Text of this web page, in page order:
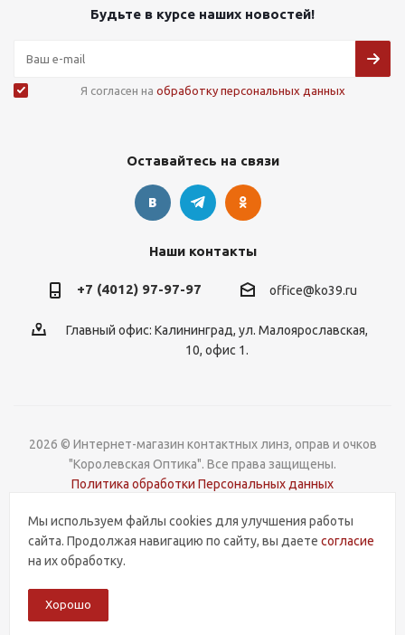
Будьте в курсе наших новостей!
Я согласен на обработку персональных данных
Оставайтесь на связи
Наши контакты
+7 (4012) 97-97-97 office@ko39.ru
Главный офис: Калининград, ул. Малоярославская,
10, офис 1.
2026 © Интернет-магазин контактных линз, оправ и очков
"Королевская Оптика". Все права защищены.
Политика обработки Персональных данных
Разработка и поддержка
Мы используем файлы cookies для улучшения работы
сайта. Продолжая навигацию по сайту, вы даете согласие
на их обработку.
Хорошо